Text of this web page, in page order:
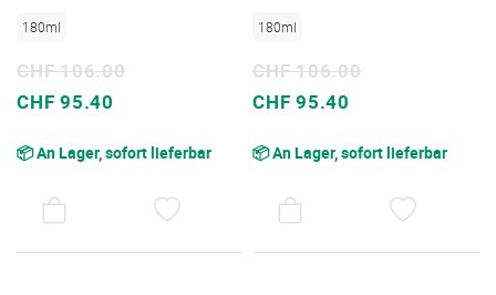
180ml
Sonderpreis
CHF 95.40
CHF 106.00
📦 An Lager, sofort lieferbar
180ml
Sonderpreis
CHF 95.40
CHF 106.00
📦 An Lager, sofort lieferbar